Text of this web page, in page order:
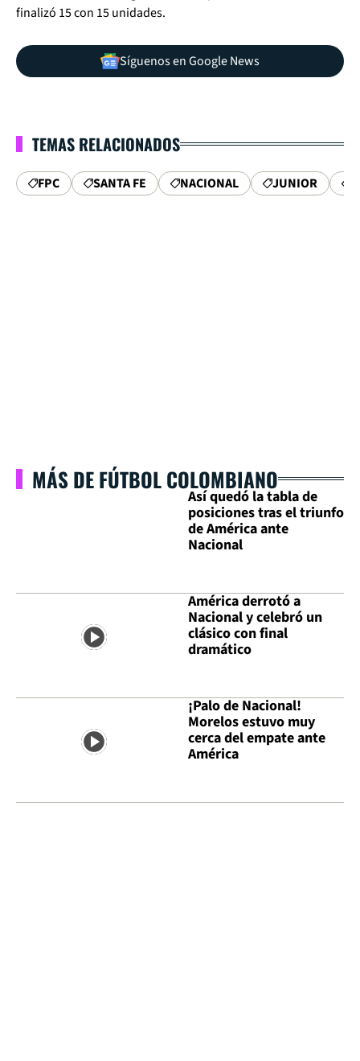
finalizó 15 con 15 unidades.
Síguenos en Google News
TEMAS RELACIONADOS
FPC SANTA FE NACIONAL JUNIOR
MÁS DE FÚTBOL COLOMBIANO
Así quedó la tabla de
posiciones tras el triunfo
de América ante
Nacional
América derrotó a
Nacional y celebró un
clásico con final
dramático
¡Palo de Nacional!
Morelos estuvo muy
cerca del empate ante
América